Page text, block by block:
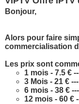
Bonjour,
Alors pour faire
commercialisation
Les prix sont
1 mois - 7.5 €
3 Mois - 21 €
6 mois - 38 €
12 mois - 60 €